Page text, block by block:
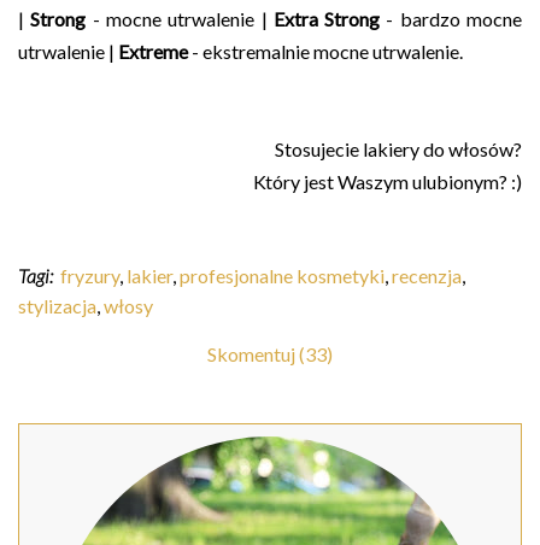
|Strong - mocne utrwalenie | Extra Strong - bardzo mocne
utrwalenie | Extreme- ekstremalnie mocne utrwalenie.
Stosujecie lakiery do włosów?
Który jest Waszym ulubionym? :)
Tagi: fryzury, lakier,profesjonalne kosmetyki,recenzja,
stylizacja,włosy
Skomentuj (33)